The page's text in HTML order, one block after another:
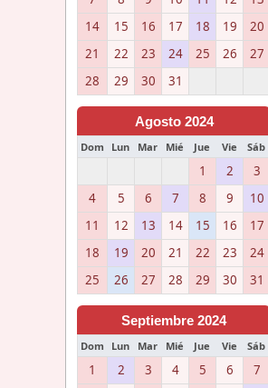
14
15 16 17 18 19
20
21
22 23 24 25 26
27
28
29 30 31
Agosto 2024
Dom Lun Mar Mié Jue Vie Sáb
1 2
3
4
5 6 7 8 9
10
11
12 13 14 15 16
17
18
19 20 21 22 23
24
25
26 27 28 29 30 31
Septiembre 2024
Dom Lun Mar Mié Jue Vie Sáb
1 2 3 4 5 6 7